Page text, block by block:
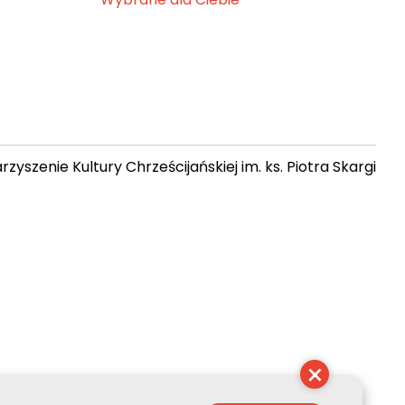
Kultury Chrześcijańskiej im. ks. Piotra Skargi
×